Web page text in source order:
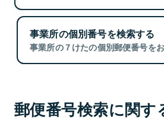
事業所の個別番号を検索する
事業所の７けたの個別郵便番号をお
郵便番号検索に関す